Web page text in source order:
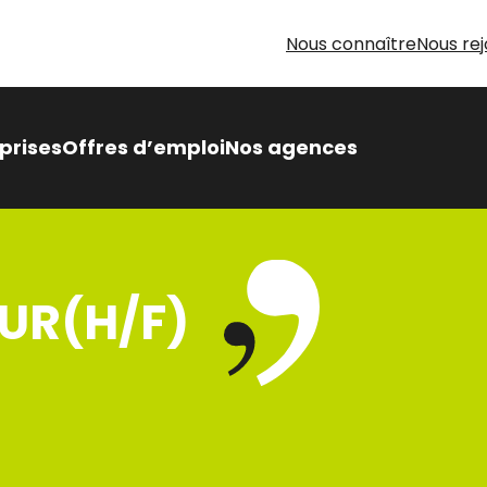
Nous connaîtreNous
pour vous
d’aide pour votre
d’emploi
Offres d’emploiNos agences
F)